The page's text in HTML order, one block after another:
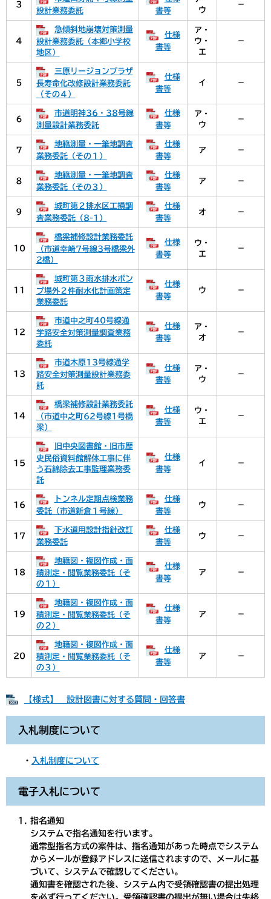
３
設計業務委託
書等
ウ
－
４
急傾斜地崩壊対策測量
設計業務委託（本郷小学校
地区）
仕様
書等
ア・
ウ・
エ
－
５
三原リージョンプラザ
長寿命化改修設計業務委託
（その４）
仕様
書等
イ －
６
市道明神36・38号線
測量設計業務委託
仕様
書等
ア・
ウ
－
７
地籍測量・一筆地調査
業務委託（その１）
仕様
書等
ア －
８
地籍測量・一筆地調査
業務委託（その３）
仕様
書等
ア －
９
城町第２排水区工損調
査業務委託（8-1）
仕様
書等
オ －
10
橋梁補修設計業務委託
（市道幸崎7号線3号橋梁外
2橋）
仕様
書等
ウ・
エ
－
11
城町第３雨水排水ポン
プ場外２件耐水化計画策定
業務委託
仕様
書等
ウ －
12
市道中之町40号線通
学路安全対策測量調査業務
委託
仕様
書等
ア・
オ
－
13
市道木原13号線通学
路安全対策測量設計業務委
託
仕様
書等
ア・
ウ
－
14
橋梁補修設計業務委託
（市道中之町62号線1号橋
梁）
仕様
書等
ウ・
エ
－
15
旧中央図書館・旧市歴
史民俗資料館解体工事に伴
う石綿除去工事監理業務委
託
仕様
書等
イ －
16
トンネル定期点検業務
委託（市道新倉１号線）
仕様
書等
ウ －
17
下水道用設計指針改訂
業務委託
仕様
書等
ウ －
18
地籍図・複図作成・面
積測定・閲覧業務委託（そ
の１）
仕様
書等
ア －
19
地籍図・複図作成・面
積測定・閲覧業務委託（そ
の２）
仕様
書等
ア －
20
地籍図・複図作成・面
積測定・閲覧業務委託（そ
の３）
仕様
書等
ア －
【様式】 設計図書に対する質問・回答書
入札制度について
・ 入札制度について
電子入札について
指名通知
システムで指名通知を行います。
通常型指名方式の案件は、指名通知があった時点でシステム
からメールが登録アドレスに送信されますので、メールに基
づいて、システムで確認してください。
通知書を確認された後、システム内で受領確認書の提出処理
を必ず行ってください。受領確認書の提出が無い場合は失格